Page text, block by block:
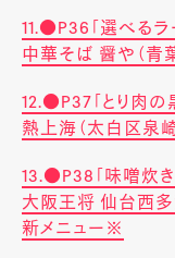
11.●P36「選べる
中華そば 醤や（青
12.●P37「とり肉
熱上海（太白区泉
13.●P38「味噌炊
大阪王将 仙台西多
新メニュー※